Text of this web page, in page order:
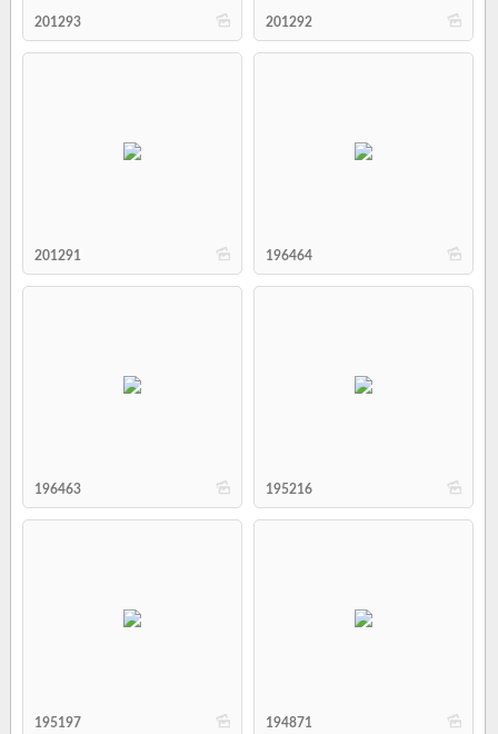
b
201293 b
201292
b
201291 b
196464
b
196463 b
195216
b
195197 b
194871